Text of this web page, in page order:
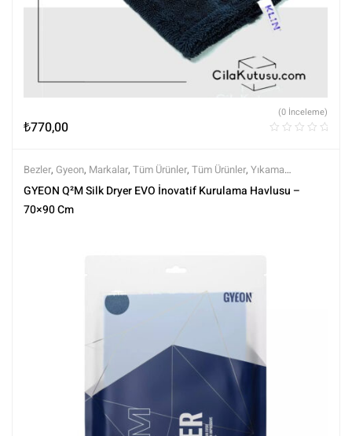
₺770,00
(0 İnceleme)
Bezler, Gyeon, Markalar, Tüm Ürünler, Tüm Ürünler, Yıkama
Ekipmanları,Yıkama Ürünleri
GYEON Q²M Silk Dryer EVO İnovatif Kurulama Havlusu –
70×90 Cm